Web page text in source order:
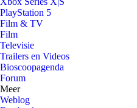
PlayStation 5
Film & TV
Film
Televisie
Trailers en Videos
Bioscoopagenda
Forum
Meer
Weblog